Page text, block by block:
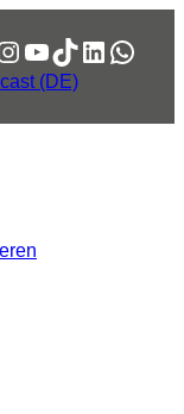
YouTube
TikTok
LinkedIn
(DE)